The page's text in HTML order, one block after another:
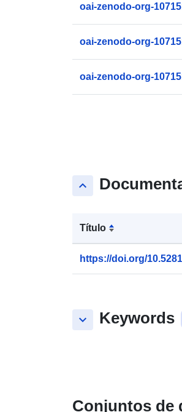
oai-zenodo-org-
oai-zenodo-org-
oai-zenodo-org-
keyboard_arrow_up
Título
https://doi.org/
keyboard_arrow_down Keywords
Conjuntos de